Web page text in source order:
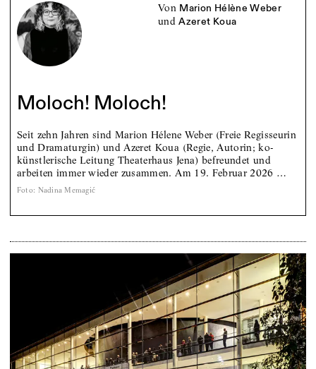
von Marion Hélène Weber
und Azeret Koua
Moloch! Moloch!
Seit zehn Jahren sind Marion Hélene Weber (Freie Regisseurin
und Dramaturgin) und Azeret Koua (Regie, Autorin; ko-
künstlerische Leitung Theaterhaus Jena) befreundet und
arbeiten immer wieder zusammen. Am 19. Februar 2026 …
Foto: Nadina Memagić